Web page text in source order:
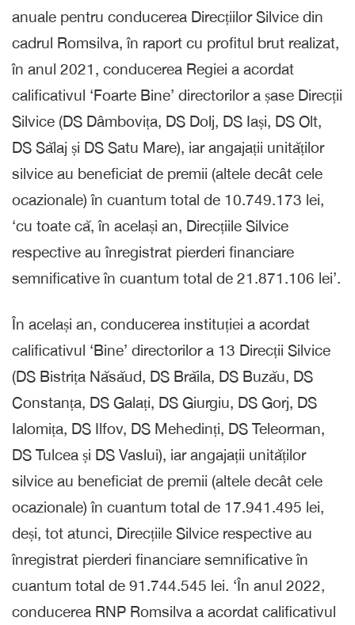
anuale pentru conducerea Direcțiilor Silvice din
cadrul Romsilva, în raport cu profitul brut realizat,
în anul 2021, conducerea Regiei a acordat
calificativul ‘Foarte Bine’ directorilor a șase Direcții
Silvice (DS Dâmbovița, DS Dolj, DS Iași, DS Olt,
DS Sălaj și DS Satu Mare), iar angajații unităților
silvice au beneficiat de premii (altele decât cele
ocazionale) în cuantum total de 10.749.173 lei,
‘cu toate că, în același an, Direcțiile Silvice
respective au înregistrat pierderi financiare
semnificative în cuantum total de 21.871.106 lei’.
În același an, conducerea instituției a acordat
calificativul ‘Bine’ directorilor a 13 Direcții Silvice
(DS Bistrița Năsăud, DS Brăila, DS Buzău, DS
Constanța, DS Galați, DS Giurgiu, DS Gorj, DS
Ialomița, DS Ilfov, DS Mehedinți, DS Teleorman,
DS Tulcea și DS Vaslui), iar angajații unităților
silvice au beneficiat de premii (altele decât cele
ocazionale) în cuantum total de 17.941.495 lei,
deși, tot atunci, Direcțiile Silvice respective au
înregistrat pierderi financiare semnificative în
cuantum total de 91.744.545 lei. ‘În anul 2022,
conducerea RNP Romsilva a acordat calificativul